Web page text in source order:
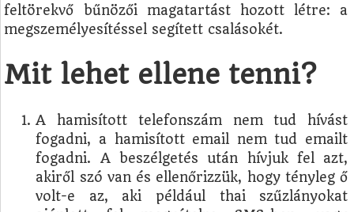
feltörekvő bűnözői magatartást hozott létre: a
megszemélyesítéssel segített csalásokét.
Mit lehet ellene tenni?
A hamisított telefonszám nem tud hívást
fogadni, a hamisított email nem tud emailt
fogadni. A beszélgetés után hívjuk fel azt,
akiről szó van és ellenőrizzük, hogy tényleg ő
volt-e az, aki például thai szűzlányokat